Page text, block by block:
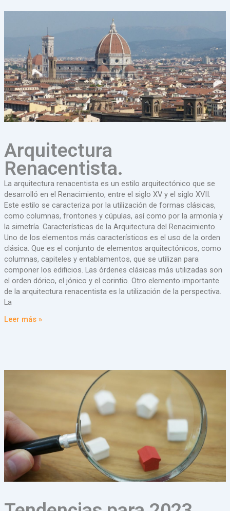
Arquitectura
Renacentista.
La arquitectura renacentista es un estilo arquitectónico que se
desarrolló en el Renacimiento, entre el siglo XV y el siglo XVII.
Este estilo se caracteriza por la utilización de formas clásicas,
como columnas, frontones y cúpulas, así como por la armonía y
la simetría. Características de la Arquitectura del Renacimiento.
Uno de los elementos más característicos es el uso de la orden
clásica. Que es el conjunto de elementos arquitectónicos, como
columnas, capiteles y entablamentos, que se utilizan para
componer los edificios. Las órdenes clásicas más utilizadas son
el orden dórico, el jónico y el corintio. Otro elemento importante
de la arquitectura renacentista es la utilización de la perspectiva.
La
Leer más »